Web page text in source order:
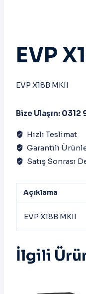
EVP
EVP X18B MKII
Bize Ulaşın: 0312
Hızlı Teslimat
Garantili
Satış Sonrası
Açıklama
EVP X18B MKII
İlgili